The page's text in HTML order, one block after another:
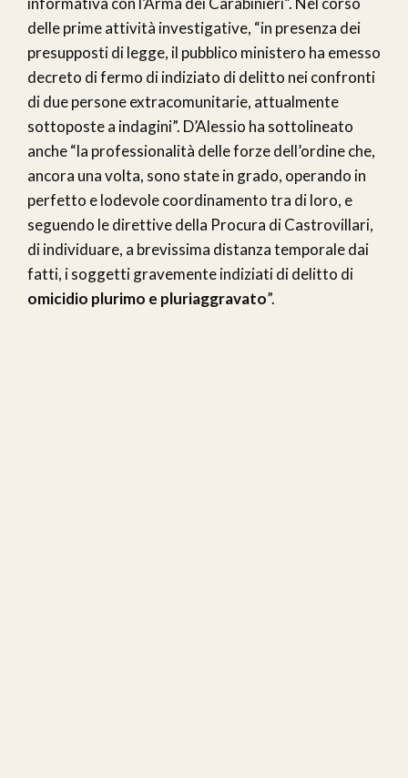
delle prime attività investigative, “in presenza dei
presupposti di legge, il pubblico ministero ha emesso
decreto di fermo di indiziato di delitto nei confronti
di due persone extracomunitarie, attualmente
sottoposte a indagini”. D’Alessio ha sottolineato
anche “la professionalità delle forze dell’ordine che,
ancora una volta, sono state in grado, operando in
perfetto e lodevole coordinamento tra di loro, e
seguendo le direttive della Procura di Castrovillari,
di individuare, a brevissima distanza temporale dai
fatti, i soggetti gravemente indiziati di delitto di
omicidio plurimo e pluriaggravato”.